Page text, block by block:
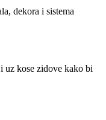
dekora i sistema
uz kose zidove kako bi